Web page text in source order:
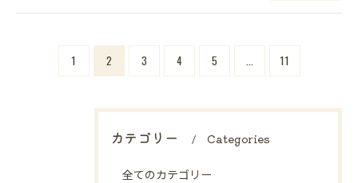
1 2 3 4 5 ... 11
カテゴリー Categories
全てのカテゴリー